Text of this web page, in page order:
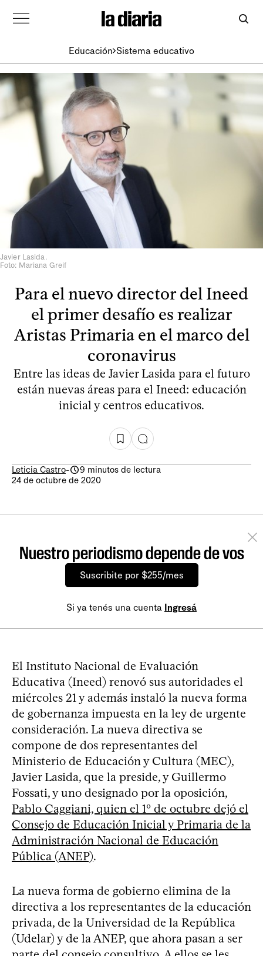
Educación Sistema educativo
Javier Lasida.
Foto: Mariana Greif
Para el nuevo director del Ineed
el primer desafío es realizar
Aristas Primaria en el marco del
coronavirus
Entre las ideas de Javier Lasida para el futuro
están nuevas áreas para el Ineed: educación
inicial y centros educativos.
Leticia Castro-
9 minutos de lectura
24 de octubre de 2020
Nuestro periodismo depende de vos
Suscribite por $255/mes
Si ya tenés una cuenta Ingresá
El Instituto Nacional de Evaluación
Educativa (Ineed) renovó sus autoridades el
miércoles 21 y además instaló la nueva forma
de gobernanza impuesta en la ley de urgente
consideración. La nueva directiva se
compone de dos representantes del
Ministerio de Educación y Cultura (MEC),
Javier Lasida, que la preside, y Guillermo
Fossati, y uno designado por la oposición,
Pablo Caggiani, quien el 1º de octubre dejó el
Consejo de Educación Inicial y Primaria de la
Administración Nacional de Educación
Pública (ANEP).
La nueva forma de gobierno elimina de la
directiva a los representantes de la educación
privada, de la Universidad de la República
(Udelar) y de la ANEP, que ahora pasan a ser